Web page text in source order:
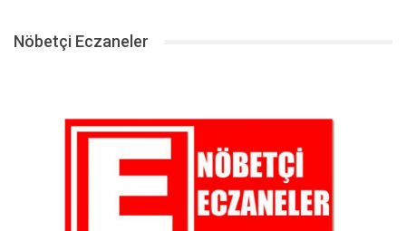
Nöbetçi Eczaneler